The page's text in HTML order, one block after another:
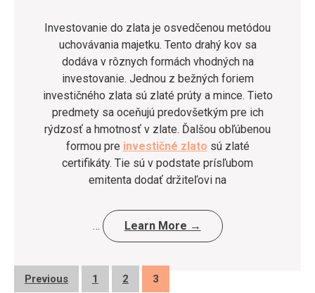
Investovanie do zlata je osvedčenou metódou
uchovávania majetku. Tento drahý kov sa
dodáva v rôznych formách vhodných na
investovanie. Jednou z bežných foriem
investičného zlata sú zlaté prúty a mince. Tieto
predmety sa oceňujú predovšetkým pre ich
rýdzosť a hmotnosť v zlate. Ďalšou obľúbenou
formou pre investičné zlato sú zlaté
certifikáty. Tie sú v podstate prísľubom
emitenta dodať držiteľovi na
… Learn More →
Posts
Previous 1 2 3